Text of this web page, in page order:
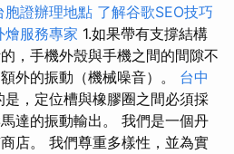
胞證辦理地點 了解谷歌SEO技巧
燴服務專家 1.如果帶有支撐結構
，手機外殼與手機之間的間隙不
外的振動（機械噪音）。 台中
是，定位槽與橡膠圈之間必須採
達的振動輸出。 我們是一個丹
店。 我們尊重多樣性，並為實